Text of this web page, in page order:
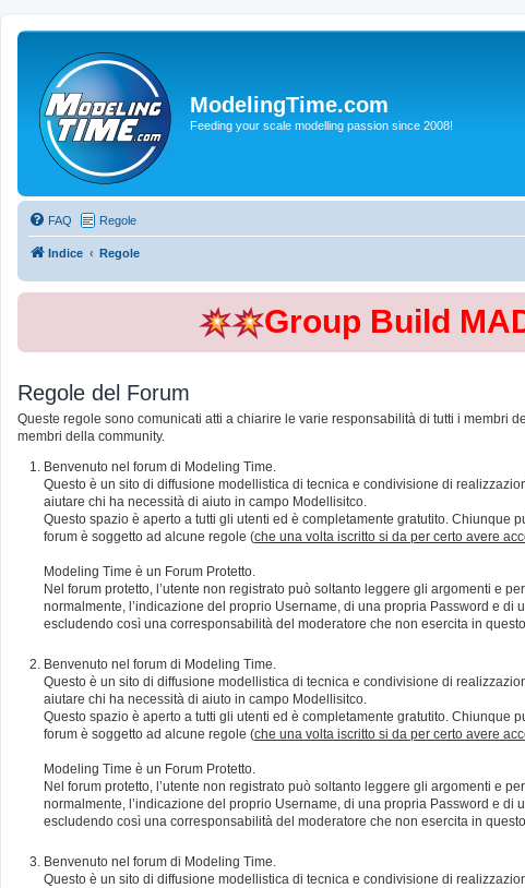
ModelingTime.com
Feeding your scale modelling passion since 2008!
FAQ Regole
Indice Regole
Group Build
Regole del Forum
Queste regole sono comunicati atti a chiarire le varie responsabilità di tutti i membri
membri della community.
Benvenuto nel forum di Modeling Time.
Questo è un sito di diffusione modellistica di tecnica e condivisione di
aiutare chi ha necessità di aiuto in campo Modellisitco.
Questo spazio è aperto a tutti gli utenti ed è completamente gratutito. Chiunque
forum è soggetto ad alcune regole (che una volta iscritto si da per certo avere
Modeling Time è un Forum Protetto.
Nel forum protetto, l’utente non registrato può soltanto leggere gli argomenti e
normalmente, l’indicazione del proprio Username, di una propria Password e
escludendo così una corresponsabilità del moderatore che non esercita in
Benvenuto nel forum di Modeling Time.
Questo è un sito di diffusione modellistica di tecnica e condivisione di
aiutare chi ha necessità di aiuto in campo Modellisitco.
Questo spazio è aperto a tutti gli utenti ed è completamente gratutito. Chiunque
forum è soggetto ad alcune regole (che una volta iscritto si da per certo avere
Modeling Time è un Forum Protetto.
Nel forum protetto, l’utente non registrato può soltanto leggere gli argomenti e
normalmente, l’indicazione del proprio Username, di una propria Password e
escludendo così una corresponsabilità del moderatore che non esercita in
Benvenuto nel forum di Modeling Time.
Questo è un sito di diffusione modellistica di tecnica e condivisione di